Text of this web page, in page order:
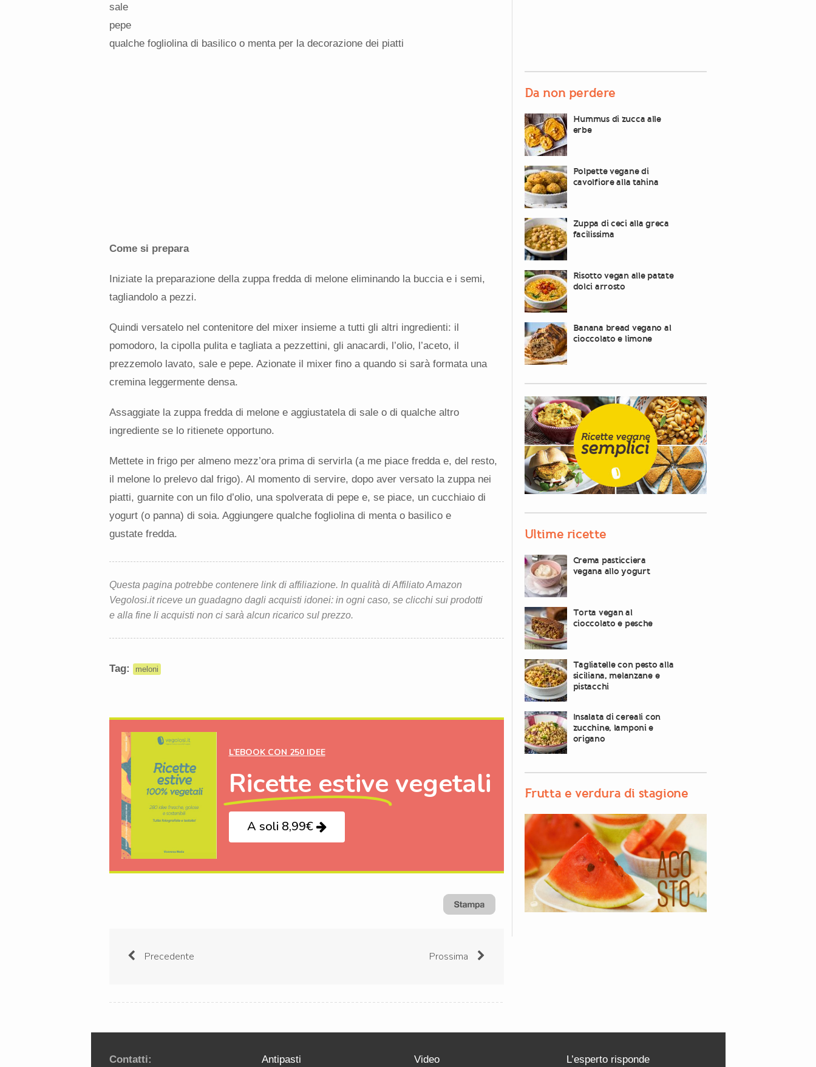
sale
pepe
qualche fogliolina di basilico o menta per la decorazione dei piatti
Come si prepara
Iniziate la preparazione della zuppa fredda di melone eliminando la buccia e i semi,
tagliandolo a pezzi.
Quindi versatelo nel contenitore del mixer insieme a tutti gli altri ingredienti: il
pomodoro, la cipolla pulita e tagliata a pezzettini, gli anacardi, l’olio, l’aceto, il
prezzemolo lavato, sale e pepe. Azionate il mixer fino a quando si sarà formata una
cremina leggermente densa.
Assaggiate la zuppa fredda di melone e aggiustatela di sale o di qualche altro
ingrediente se lo ritienete opportuno.
Mettete in frigo per almeno mezz’ora prima di servirla (a me piace fredda e, del resto,
il melone lo prelevo dal frigo). Al momento di servire, dopo aver versato la zuppa nei
piatti, guarnite con un filo d’olio, una spolverata di pepe e, se piace, un cucchiaio di
yogurt (o panna) di soia. Aggiungere qualche fogliolina di menta o basilico e
gustate fredda.
Questa pagina potrebbe contenere link di affiliazione. In qualità di Affiliato Amazon
Vegolosi.it riceve un guadagno dagli acquisti idonei: in ogni caso, se clicchi sui prodotti
e alla fine li acquisti non ci sarà alcun ricarico sul prezzo.
Tag: meloni
L’EBOOK CON 250 IDEE
Ricette estive vegetali
A soli 8,99€
Precedente Prossima
Da non perdere
Hummus di zucca alle
erbe
Polpette vegane di
cavolfiore alla tahina
Zuppa di ceci alla greca
facilissima
Risotto vegan alle patate
dolci arrosto
Banana bread vegano al
cioccolato e limone
Ultime ricette
Crema pasticciera
vegana allo yogurt
Torta vegan al
cioccolato e pesche
Tagliatelle con pesto alla
siciliana, melanzane e
pistacchi
Insalata di cereali con
zucchine, lamponi e
origano
Frutta e verdura di stagione
Contatti: Antipasti Video L’esperto risponde